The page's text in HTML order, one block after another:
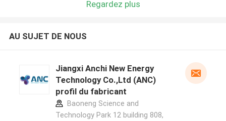
Regardez plus
AU SUJET DE NOUS
Jiangxi Anchi New Energy
Technology Co.,Ltd (ANC)
profil du fabricant
Baoneng Science and
Technology Park 12 building 808,